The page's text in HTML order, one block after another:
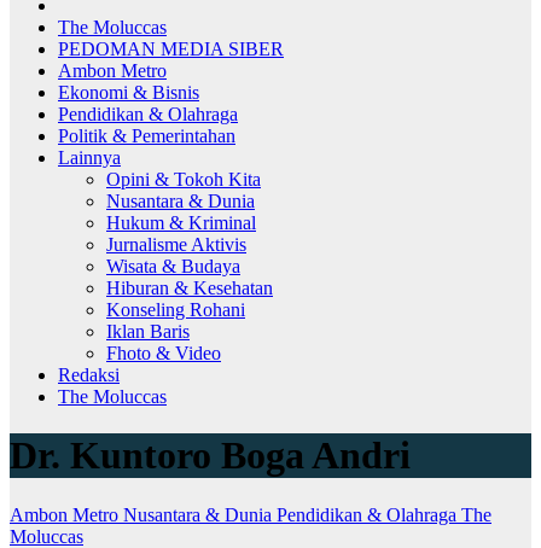
The Moluccas
PEDOMAN MEDIA SIBER
Ambon Metro
Ekonomi & Bisnis
Pendidikan & Olahraga
Politik & Pemerintahan
Lainnya
Opini & Tokoh Kita
Nusantara & Dunia
Hukum & Kriminal
Jurnalisme Aktivis
Wisata & Budaya
Hiburan & Kesehatan
Konseling Rohani
Iklan Baris
Fhoto & Video
Redaksi
The Moluccas
Dr. Kuntoro Boga Andri
Ambon Metro Nusantara & Dunia Pendidikan & Olahraga The
Moluccas